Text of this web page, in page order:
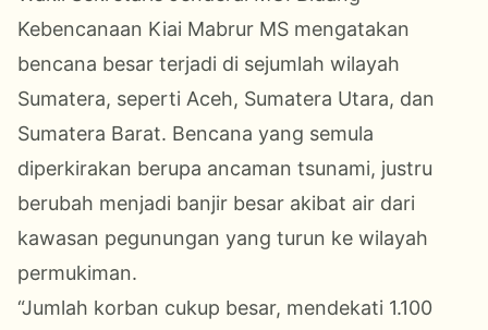
Kebencanaan Kiai Mabrur MS mengatakan
bencana besar terjadi di sejumlah wilayah
Sumatera, seperti Aceh, Sumatera Utara, dan
Sumatera Barat. Bencana yang semula
diperkirakan berupa ancaman tsunami, justru
berubah menjadi banjir besar akibat air dari
kawasan pegunungan yang turun ke wilayah
permukiman.
“Jumlah korban cukup besar, mendekati 1.100